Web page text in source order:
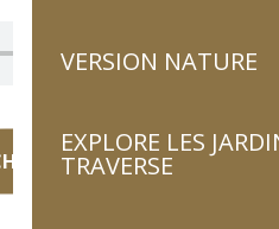
VERSION NATURE
EXPLORE LES
TRAVERSE
DE PODCASTS